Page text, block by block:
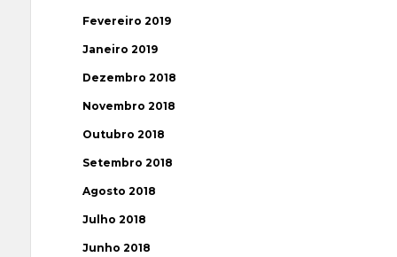
Fevereiro 2019
Janeiro 2019
Dezembro 2018
Novembro 2018
Outubro 2018
Setembro 2018
Agosto 2018
Julho 2018
Junho 2018